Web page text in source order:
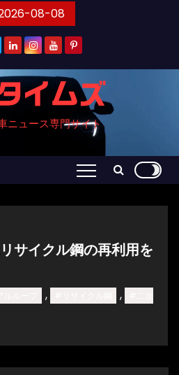
08-08
イムズ
ニュース専門サイト
サイクル鋼の再利用を
, ,